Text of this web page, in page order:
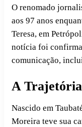
O renomado
aos 97 anos
Teresa, em
notícia foi
comunicação,
A
Nascido em
Moreira teve sua